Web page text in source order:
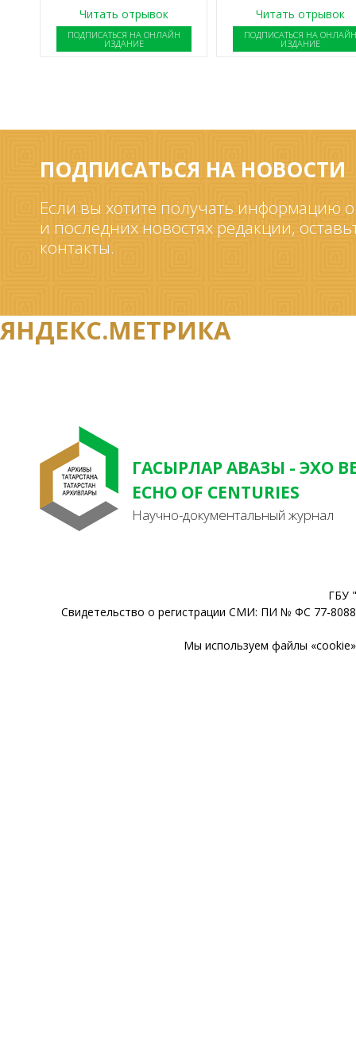
Читать отрывок
ПОДПИСАТЬСЯ НА ОНЛАЙН
ИЗДАНИЕ
Читать отрывок
ПОДПИСАТЬСЯ НА
ИЗДАНИЕ
ПОДПИСАТЬСЯ НА НОВОСТИ
Если вы хотите получать информацию
и последних новостях редакции,
контакты.
ЯНДЕКС.МЕТРИКА
ГАСЫРЛАР АВАЗЫ - ЭХО
ECHO OF CENTURIES
Научно-документальный журнал
ГБУ
Свидетельство о регистрации СМИ: ПИ № ФС 77-
Мы используем файлы «cookie»